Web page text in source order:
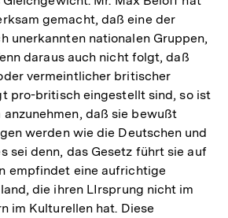
gemacht, daß eine der
unerkannten nationalen Gruppen,
daraus auch nicht folgt, daß
vermeintlicher britischer
pro-britisch eingestellt sind, so ist
daß sie bewußt
werden wie die Deutschen und
sei denn, das Gesetz führt sie auf
empfindet eine aufrichtige
die ihren LIrsprung nicht im
im Kulturellen hat. Diese